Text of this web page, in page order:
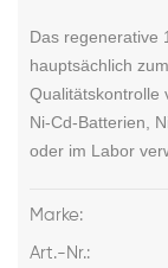
Das regenerative
hauptsächlich
Qualitätskontrolle
Ni-Cd-Batterien,
oder im Labor
Marke:
Art.-Nr.: